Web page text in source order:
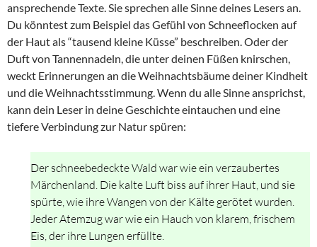
ansprechende Texte. Sie sprechen alle Sinne deines Lesers an.
Du könntest zum Beispiel das Gefühl von Schneeflocken auf
der Haut als “tausend kleine Küsse” beschreiben. Oder der
Duft von Tannennadeln, die unter deinen Füßen knirschen,
weckt Erinnerungen an die Weihnachtsbäume deiner Kindheit
und die Weihnachtsstimmung. Wenn du alle Sinne ansprichst,
kann dein Leser in deine Geschichte eintauchen und eine
tiefere Verbindung zur Natur spüren:
Der schneebedeckte Wald war wie ein verzaubertes
Märchenland. Die kalte Luft biss auf ihrer Haut, und sie
spürte, wie ihre Wangen von der Kälte gerötet wurden.
Jeder Atemzug war wie ein Hauch von klarem, frischem
Eis, der ihre Lungen erfüllte.